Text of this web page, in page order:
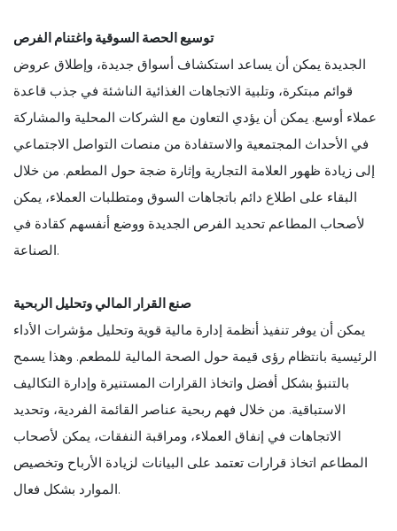
توسيع الحصة السوقية واغتنام الفرص
الجديدة يمكن أن يساعد استكشاف أسواق جديدة، وإطلاق عروض
قوائم مبتكرة، وتلبية الاتجاهات الغذائية الناشئة في جذب قاعدة
عملاء أوسع. يمكن أن يؤدي التعاون مع الشركات المحلية والمشاركة
في الأحداث المجتمعية والاستفادة من منصات التواصل الاجتماعي
إلى زيادة ظهور العلامة التجارية وإثارة ضجة حول المطعم. من خلال
البقاء على اطلاع دائم باتجاهات السوق ومتطلبات العملاء، يمكن
لأصحاب المطاعم تحديد الفرص الجديدة ووضع أنفسهم كقادة في
الصناعة.
صنع القرار المالي وتحليل الربحية
يمكن أن يوفر تنفيذ أنظمة إدارة مالية قوية وتحليل مؤشرات الأداء
الرئيسية بانتظام رؤى قيمة حول الصحة المالية للمطعم. وهذا يسمح
بالتنبؤ بشكل أفضل واتخاذ القرارات المستنيرة وإدارة التكاليف
الاستباقية. من خلال فهم ربحية عناصر القائمة الفردية، وتحديد
الاتجاهات في إنفاق العملاء، ومراقبة النفقات، يمكن لأصحاب
المطاعم اتخاذ قرارات تعتمد على البيانات لزيادة الأرباح وتخصيص
الموارد بشكل فعال.